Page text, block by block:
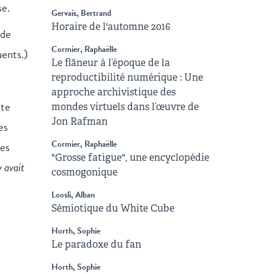
avait
Gervais, Bertrand
Horaire de l'automne 2016
Cormier, Raphaëlle
Le flâneur à l’époque de la
reproductibilité numérique : Une
approche archivistique des
mondes virtuels dans l’œuvre de
Jon Rafman
Cormier, Raphaëlle
"Grosse fatigue", une encyclopédie
cosmogonique
Loosli, Alban
Sémiotique du White Cube
Horth, Sophie
Le paradoxe du fan
Horth, Sophie